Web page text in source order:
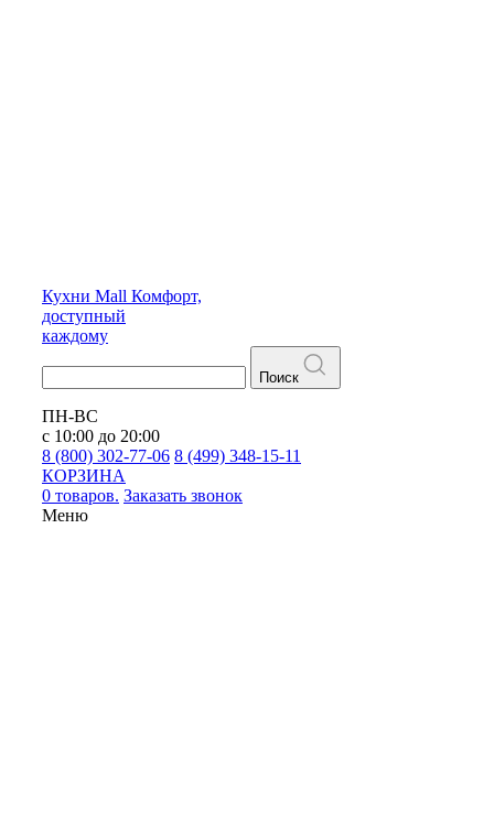
Кухни Mall Комфорт,
доступный
каждому
Поиск
ПН-ВС
с 10:00 до 20:00
8 (800) 302-77-06 8 (499) 348-15-11
КОРЗИНА
0 товаров. Заказать звонок
Меню